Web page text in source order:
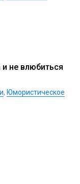
и не влюбиться
, Юмористическое